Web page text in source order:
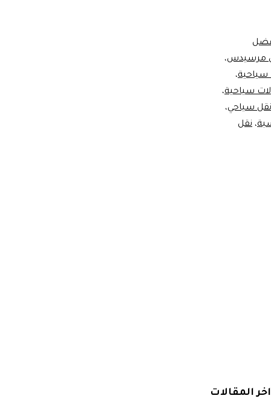
مرسيدس،
سياحية،
سياحية،
سياحي،
، نقل
اخر المقالات